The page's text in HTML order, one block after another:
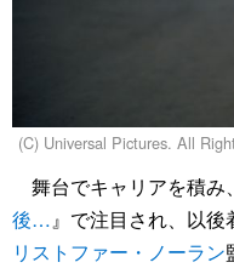
(C) Universal Pictures. All
舞台でキャリアを積み、
後…』で注目され、以後
リストファー・ノーラン